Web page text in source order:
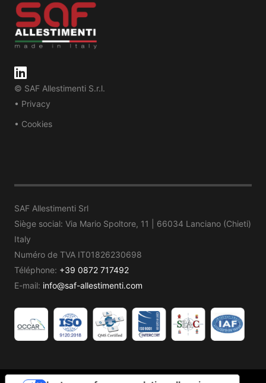
© SAF Allestimenti S.r.l.
• Privacy
• Cookies
SAF Allestimenti Srl
Siège social: Via Mario Spoltore, 11 | 66034 Lanciano (Chieti)
Italy
Numéro de TVA IT01826230698
Téléphone: +39 0872 717492
E-mail: info@saf-allestimenti.com